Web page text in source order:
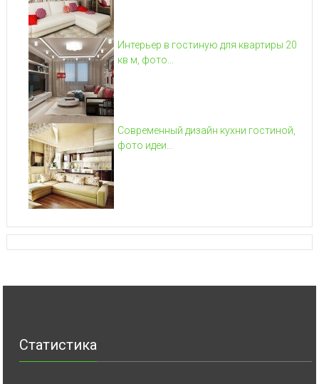
Интерьер в гостиную для квартиры 20
кв м, фото...
Современный дизайн кухни гостиной,
фото идеи...
Статистика